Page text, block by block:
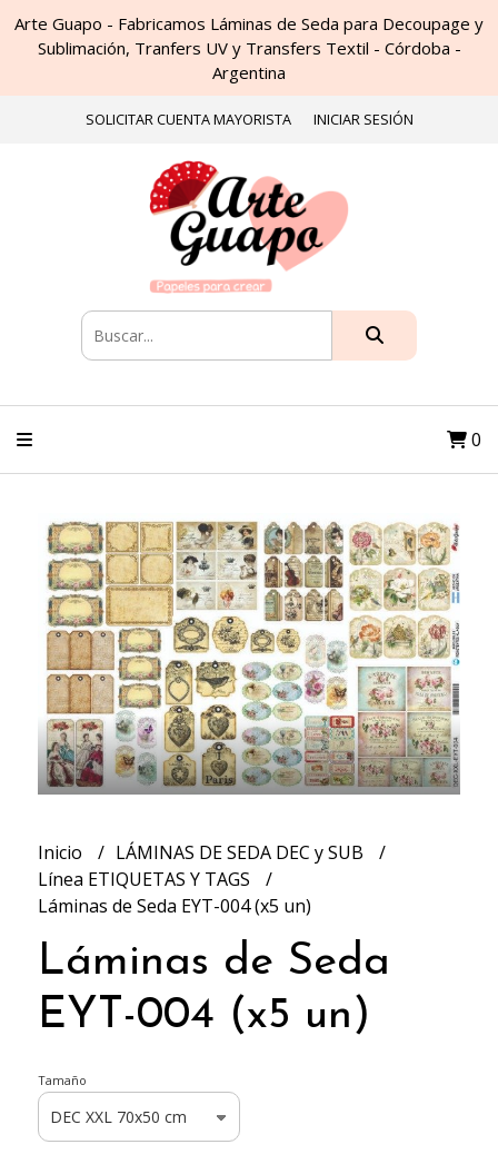
Arte Guapo - Fabricamos Láminas de Seda para Decoupage y
Sublimación, Tranfers UV y Transfers Textil - Córdoba -
Argentina
SOLICITAR CUENTA MAYORISTA INICIAR SESIÓN
0
Inicio
LÁMINAS DE SEDA DEC y SUB
Línea ETIQUETAS Y TAGS
Láminas de Seda EYT-004 (x5 un)
Láminas de Seda
EYT-004 (x5 un)
Tamaño